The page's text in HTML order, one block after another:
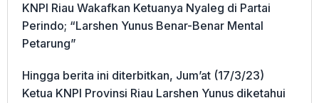
KNPI Riau Wakafkan Ketuanya Nyaleg di Partai
Perindo; “Larshen Yunus Benar-Benar Mental
Petarung”
Hingga berita ini diterbitkan, Jum’at (17/3/23)
Ketua KNPI Provinsi Riau Larshen Yunus diketahui